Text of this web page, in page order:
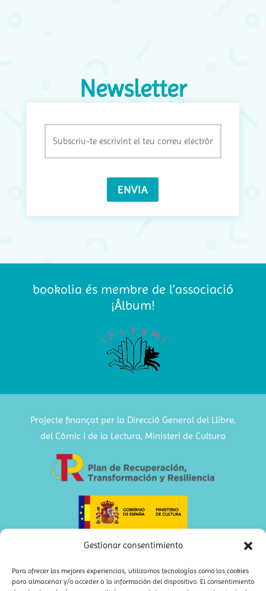
Gestionar consentimiento
Para ofrecer las mejores experiencias, utilizamos tecnologías como las cookies
para almacenar y/o acceder a la información del dispositivo. El consentimiento
Newsletter
bookolia és membre de l’associació
¡Âlbum!
Projecte finançat per la Direcció General del Llibre,
del Còmic i de la Lectura, Ministeri de Cultura